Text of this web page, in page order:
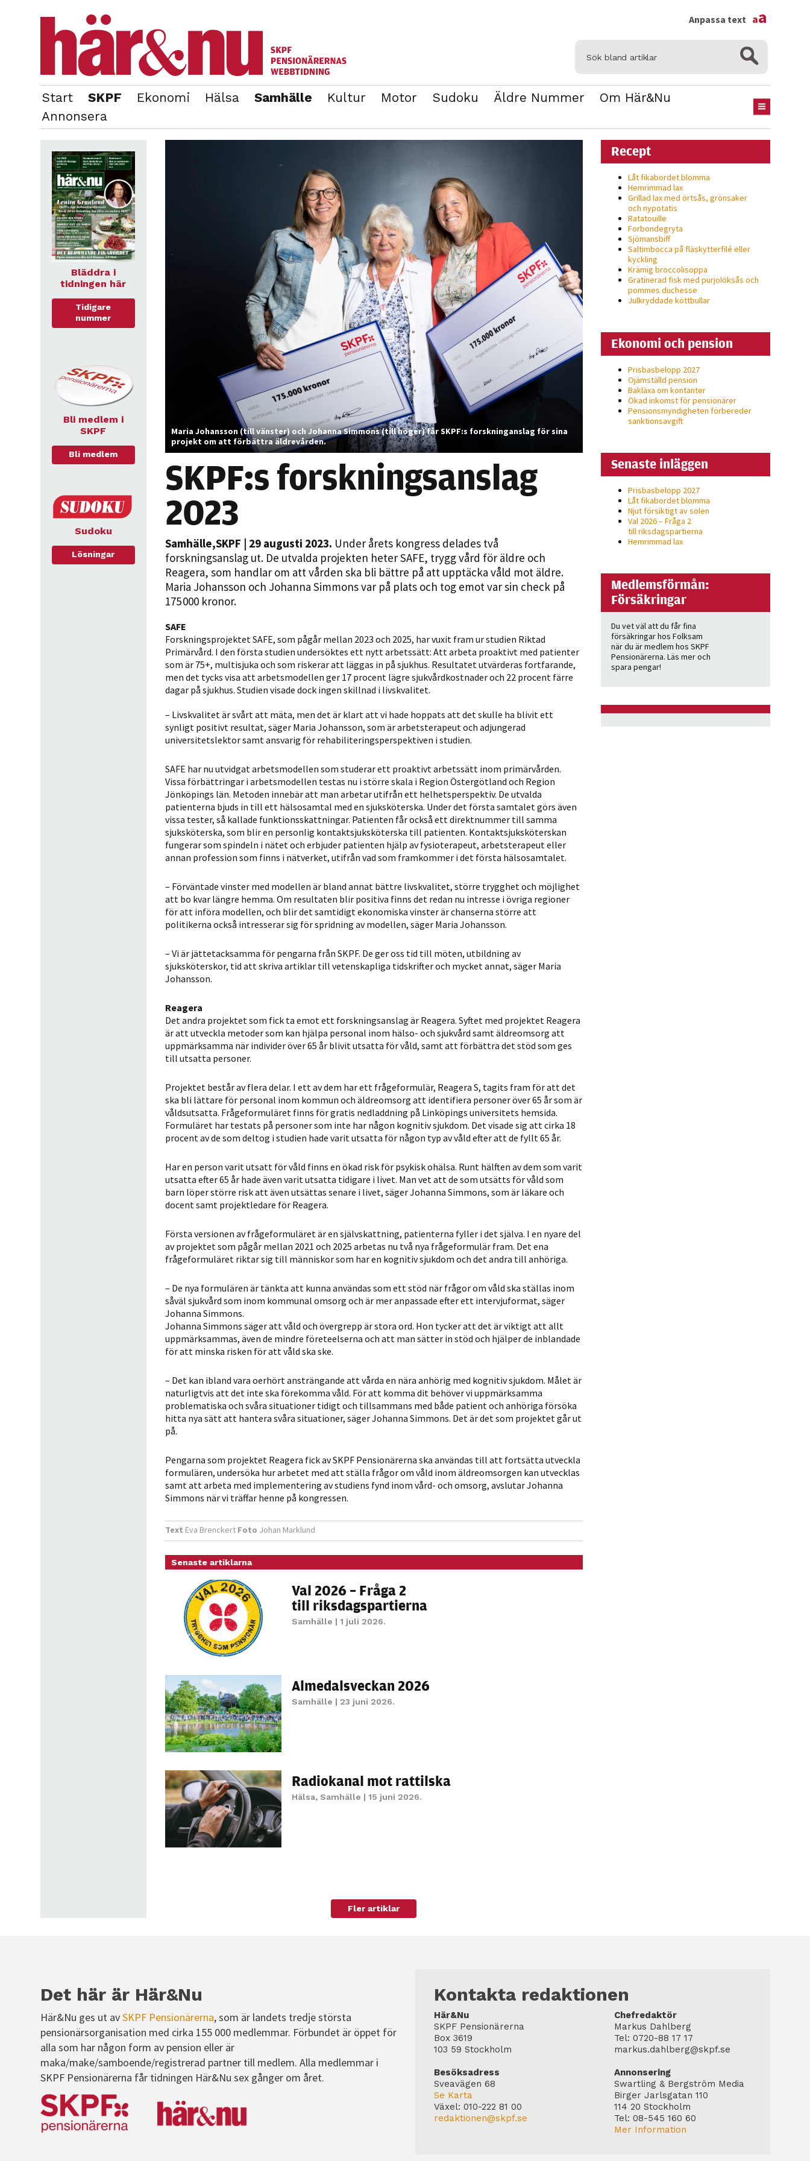
Start SKPF Ekonomi Hälsa Samhälle Kultur Motor Sudoku Äldre Nummer
Om Här&Nu
Annonsera
OM REDAKTIONEN
Anpassa text aa
Maria Johansson (till vänster) och Johanna Simmons (till höger) får SKPF:s forskninganslag för sina
projekt om att förbättra äldrevården.
SKPF:s forskningsanslag
2023
Samhälle,SKPF | 29 augusti 2023. Under årets kongress delades två
forskningsanslag ut. De utvalda projekten heter SAFE, trygg vård för äldre och
Reagera, som handlar om att vården ska bli bättre på att upptäcka våld mot äldre.
Maria Johansson och Johanna Simmons var på plats och tog emot var sin check på
175 000 kronor.
SAFE
Forskningsprojektet SAFE, som pågår mellan 2023 och 2025, har vuxit fram ur studien Riktad
Primärvård. I den första studien undersöktes ett nytt arbetssätt: Att arbeta proaktivt med patienter
som är 75+, multisjuka och som riskerar att läggas in på sjukhus. Resultatet utvärderas fortfarande,
men det tycks visa att arbetsmodellen ger 17 procent lägre sjukvårdkostnader och 22 procent färre
dagar på sjukhus. Studien visade dock ingen skillnad i livskvalitet.
– Livskvalitet är svårt att mäta, men det är klart att vi hade hoppats att det skulle ha blivit ett
synligt positivt resultat, säger Maria Johansson, som är arbetsterapeut och adjungerad
universitetslektor samt ansvarig för rehabiliteringsperspektiven i studien.
SAFE har nu utvidgat arbetsmodellen som studerar ett proaktivt arbetssätt inom primärvården.
Vissa förbättringar i arbetsmodellen testas nu i större skala i Region Östergötland och Region
Jönköpings län. Metoden innebär att man arbetar utifrån ett helhetsperspektiv. De utvalda
patienterna bjuds in till ett hälso­samtal med en sjuksköterska. Under det första samtalet görs även
vissa tester, så kallade funktionsskattningar. Patienten får också ett direktnummer till samma
sjuksköterska, som blir en personlig kontaktsjuksköterska till patienten. Kontaktsjuksköterskan
fungerar som spindeln i nätet och erbjuder patienten hjälp av fysioterapeut, arbets­terapeut eller
annan profession som finns i nätverket, utifrån vad som framkommer i det första hälsosamtalet.
– Förväntade vinster med modellen är bland annat bättre livskvalitet, större trygghet och möjlighet
att bo kvar längre hemma. Om resultaten blir positiva finns det redan nu intresse i övriga regioner
för att införa modellen, och blir det samtidigt ekonomiska vinster är chanserna större att
politikerna också intresserar sig för spridning av modellen, säger Maria Johansson.
– Vi är jättetacksamma för pengarna från SKPF. De ger oss tid till möten, utbildning av
sjuksköterskor, tid att skriva artiklar till vetenskapliga tidskrifter och mycket annat, säger Maria
Johansson.
Reagera
Det andra projektet som fick ta emot ett forskningsanslag är Reagera. Syftet med projektet Reagera
är att utveckla metoder som kan hjälpa personal inom hälso- och sjukvård samt äldreomsorg att
uppmärksamma när individer över 65 år blivit utsatta för våld, samt att förbättra det stöd som ges
till utsatta personer.
Projektet består av flera delar. I ett av dem har ett frågeformulär, Reagera S, tagits fram för att det
ska bli lättare för personal inom kommun och äldre­omsorg att identifiera personer över 65 år som är
våldsutsatta. Frågeformuläret finns för gratis nedladdning på Lin­köpings universitets hemsida.
Formuläret har testats på personer som inte har någon kognitiv sjukdom. Det visade sig att cirka 18
procent av de som deltog i studien hade varit utsatta för någon typ av våld efter att de fyllt 65 år.
Har en person varit utsatt för våld finns en ökad risk för psykisk ohälsa. Runt hälften av dem som varit
utsatta efter 65 år hade även varit utsatta tidigare i livet. Man vet att de som utsätts för våld som
barn löper större risk att även utsättas senare i livet, säger Johanna Simmons, som är läkare och
docent samt projektledare för Reagera.
Första versionen av frågeformuläret är en självskattning, patienterna fyller i det själva. I en nyare del
av projektet som pågår mellan 2021 och 2025 arbetas nu två nya frågeformulär fram. Det ena
frågeformuläret riktar sig till människor som har en kognitiv sjukdom och det andra till anhöriga.
– De nya formulären är tänkta att kunna användas som ett stöd när frågor om våld ska ställas inom
såväl sjukvård som inom kommunal omsorg och är mer anpassade efter ett intervjuformat, säger
Johanna Simmons.
Johanna Simmons säger att våld och övergrepp är stora ord. Hon tycker att det är viktigt att allt
uppmärksammas, även de mindre företeelserna och att man sätter in stöd och hjälper de inblandade
för att minska risken för att våld ska ske.
– Det kan ibland vara oerhört ansträngande att vårda en nära anhörig med kognitiv sjukdom. Målet är
naturligtvis att det inte ska förekomma våld. För att komma dit behöver vi uppmärksamma
problematiska och svåra situationer tidigt och tillsammans med både patient och anhöriga försöka
hitta nya sätt att hantera svåra situationer, säger Johanna Simmons. Det är det som projektet går ut
på.
Pengarna som projektet Reagera fick av SKPF Pensionärerna ska användas till att fortsätta utveckla
formulären, undersöka hur arbetet med att ställa ­frågor om våld inom äldreomsorgen kan utvecklas
samt att arbeta med implementering av studiens fynd inom vård- och omsorg, avslutar Johanna
Simmons när vi träffar henne på kongressen.
Text Eva Brenckert Foto Johan Marklund
Senaste artiklarna
Val 2026 – Fråga 2
till riksdagspartierna
Samhälle | 1 juli 2026.
Almedalsveckan 2026
Samhälle | 23 juni 2026.
Radiokanal mot rattilska
Hälsa, Samhälle | 15 juni 2026.
Fler artiklar
Bläddra i
tidningen här
Tidigare
nummer
Bli medlem i
SKPF
Bli medlem
Sudoku
Lösningar
Recept
Låt fikabordet blomma
Hemrimmad lax
Grillad lax med örtsås, grönsaker
och nypotatis
Ratatouille
Forbondegryta
Sjömansbiff
Saltimbocca på fläsk­ytterfilé eller
kyckling
Krämig broccolisoppa
Gratinerad fisk med purjolöksås och
pommes duchesse
Julkryddade köttbullar
Ekonomi och pension
Prisbasbelopp 2027
Ojämställd pension
Bakläxa om kontanter
Ökad inkomst för pensionärer
Pensionsmyndigheten förbereder
sanktionsavgift
Senaste inläggen
Prisbasbelopp 2027
Låt fikabordet blomma
Njut försiktigt av solen
Val 2026 – Fråga 2
till riksdagspartierna
Hemrimmad lax
Medlemsförmån:
Försäkringar
Du vet väl att du får fina
försäkringar hos Folksam
när du är medlem hos SKPF
Pensionärerna. Läs mer och
spara pengar!
Det här är Här&Nu
Här&Nu ges ut avSKPF Pensionärerna, som är landets tredje största
pensionärsorganisation med cirka 155 000 medlemmar. Förbundet är öppet för
alla som har någon form av pension eller är
maka/make/samboende/registrerad partner till medlem. Alla medlemmar i
SKPF Pensionärerna får tidningen Här&Nu sex gånger om året.
Kontakta redaktionen
Här&Nu
SKPF Pensionärerna
Box 3619
103 59 Stockholm
Besöksadress
Sveavägen 68
Se Karta
Växel: 010-222 81 00
redaktionen@skpf.se
Chefredaktör
Markus Dahlberg
Tel: 0720-88 17 17
markus.dahlberg@skpf.se
Annonsering
Swartling & Bergström Media
Birger Jarlsgatan 110
114 20 Stockholm
Tel: 08-545 160 60
Mer Information
Nödvändiga
Dessa kakor
går inte att
välja bort. De
behövs för
att hemsidan
över huvud
Statistik
För att vi ska
kunna
förbättra
och
uppbyggnad,
baserat på
hur hemsidan
Upplevelse
hemsida ska
prestera så
bra som
möjligt under
ditt besök.
Om du nekar
de här
kommer viss
funktionalitet
att försvinna
från
med dig av dina
intressen och ditt
beteende när du
personligt
anpassat innehåll
och erbjudanden.